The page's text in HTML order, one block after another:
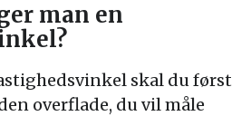
man en
skal du først
overflade, du vil måle